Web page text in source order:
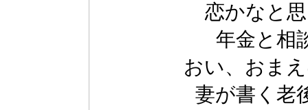
恋かなと
年金と相
おい、おま
妻が書く老